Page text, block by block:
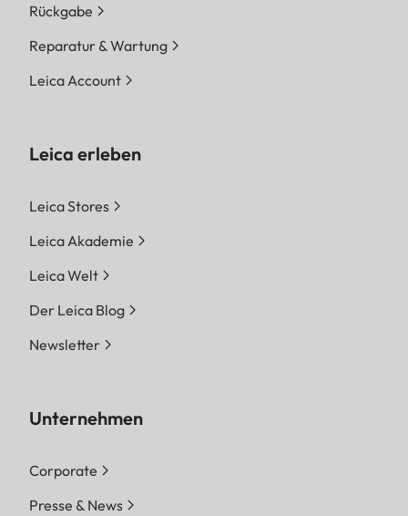
Rückgabe
Reparatur & Wartung
Leica Account
Leica erleben
Leica Stores
Leica Akademie
Leica Welt
Der Leica Blog
Newsletter
Unternehmen
Corporate
Presse & News